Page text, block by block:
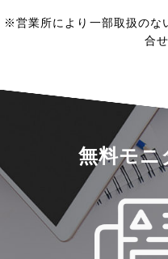
※営業所により一部取扱のな
合
無料モニ